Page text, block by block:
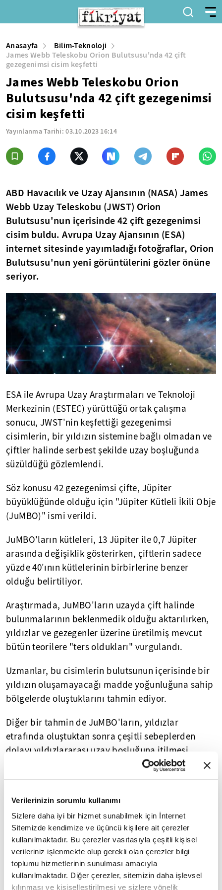
Verilerinizin sorumlu kullanımı
Sizlere daha iyi bir hizmet sunabilmek için İnternet
Sitemizde kendimize ve üçüncü kişilere ait çerezler
kullanılmaktadır. Bu çerezler vasıtasıyla çeşitli kişisel
verileriniz işlenmekte olup gerekli olan çerezler bilgi
toplumu hizmetlerinin sunulması amacıyla
kullanılmaktadır. Diğer çerezler, sitemizin daha işlevsel
kılınması ve kişiselleştirilmesi ve sizlere yönelik
Anasayfa
Bilim-Teknoloji
James Webb Teleskobu Orion Bulutsusu'nda 42 çift
gezegenimsi cisim keşfetti
James Webb Teleskobu Orion
Bulutsusu'nda 42 çift gezegenimsi
cisim keşfetti
Yayınlanma Tarihi:03.10.2023 16:14
ABD Havacılık ve Uzay Ajansının (NASA) James
Webb Uzay Teleskobu (JWST) Orion
Bulutsusu'nun içerisinde 42 çift gezegenimsi
cisim buldu. Avrupa Uzay Ajansının (ESA)
internet sitesinde yayımladığı fotoğraflar, Orion
Bulutsusu'nun yeni görüntülerini gözler önüne
seriyor.
ESA ile Avrupa Uzay Araştırmaları ve Teknoloji
Merkezinin (ESTEC) yürüttüğü ortak çalışma
sonucu, JWST'nin keşfettiği gezegenimsi
cisimlerin, bir yıldızın sistemine bağlı olmadan ve
çiftler halinde serbest şekilde uzay boşluğunda
süzüldüğü gözlemlendi.
Söz konusu 42 gezegenimsi çifte, Jüpiter
büyüklüğünde olduğu için "Jüpiter Kütleli İkili Obje
(JuMBO)" ismi verildi.
JuMBO'ların kütleleri, 13 Jüpiter ile 0,7 Jüpiter
arasında değişiklik gösterirken, çiftlerin sadece
yüzde 40'ının kütlelerinin birbirlerine benzer
olduğu belirtiliyor.
Araştırmada, JuMBO'ların uzayda çift halinde
bulunmalarının beklenmedik olduğu aktarılırken,
yıldızlar ve gezegenler üzerine üretilmiş mevcut
bütün teorilere "ters oldukları" vurgulandı.
Uzmanlar, bu cisimlerin bulutsunun içerisinde bir
yıldızın oluşamayacağı madde yoğunluğuna sahip
bölgelerde oluştuklarını tahmin ediyor.
Diğer bir tahmin de JuMBO'ların, yıldızlar
etrafında oluştuktan sonra çeşitli sebeplerden
dolayı yıldızlararası uzay boşluğuna itilmesi
nasıl bir arada kalabildiği bilinmiyor.
Araştırma, "aeXiv" arşivinde yayımlandı.
Yasal Uyarı:Yayınlanan köşe yazısı/haberin tüm hakları
Turkuvaz Medya Grubu'na aittir. Kaynak gösterilse dahi
köşe yazısı/haberin tamamı özel izin alınmadan
kullanılamaz.